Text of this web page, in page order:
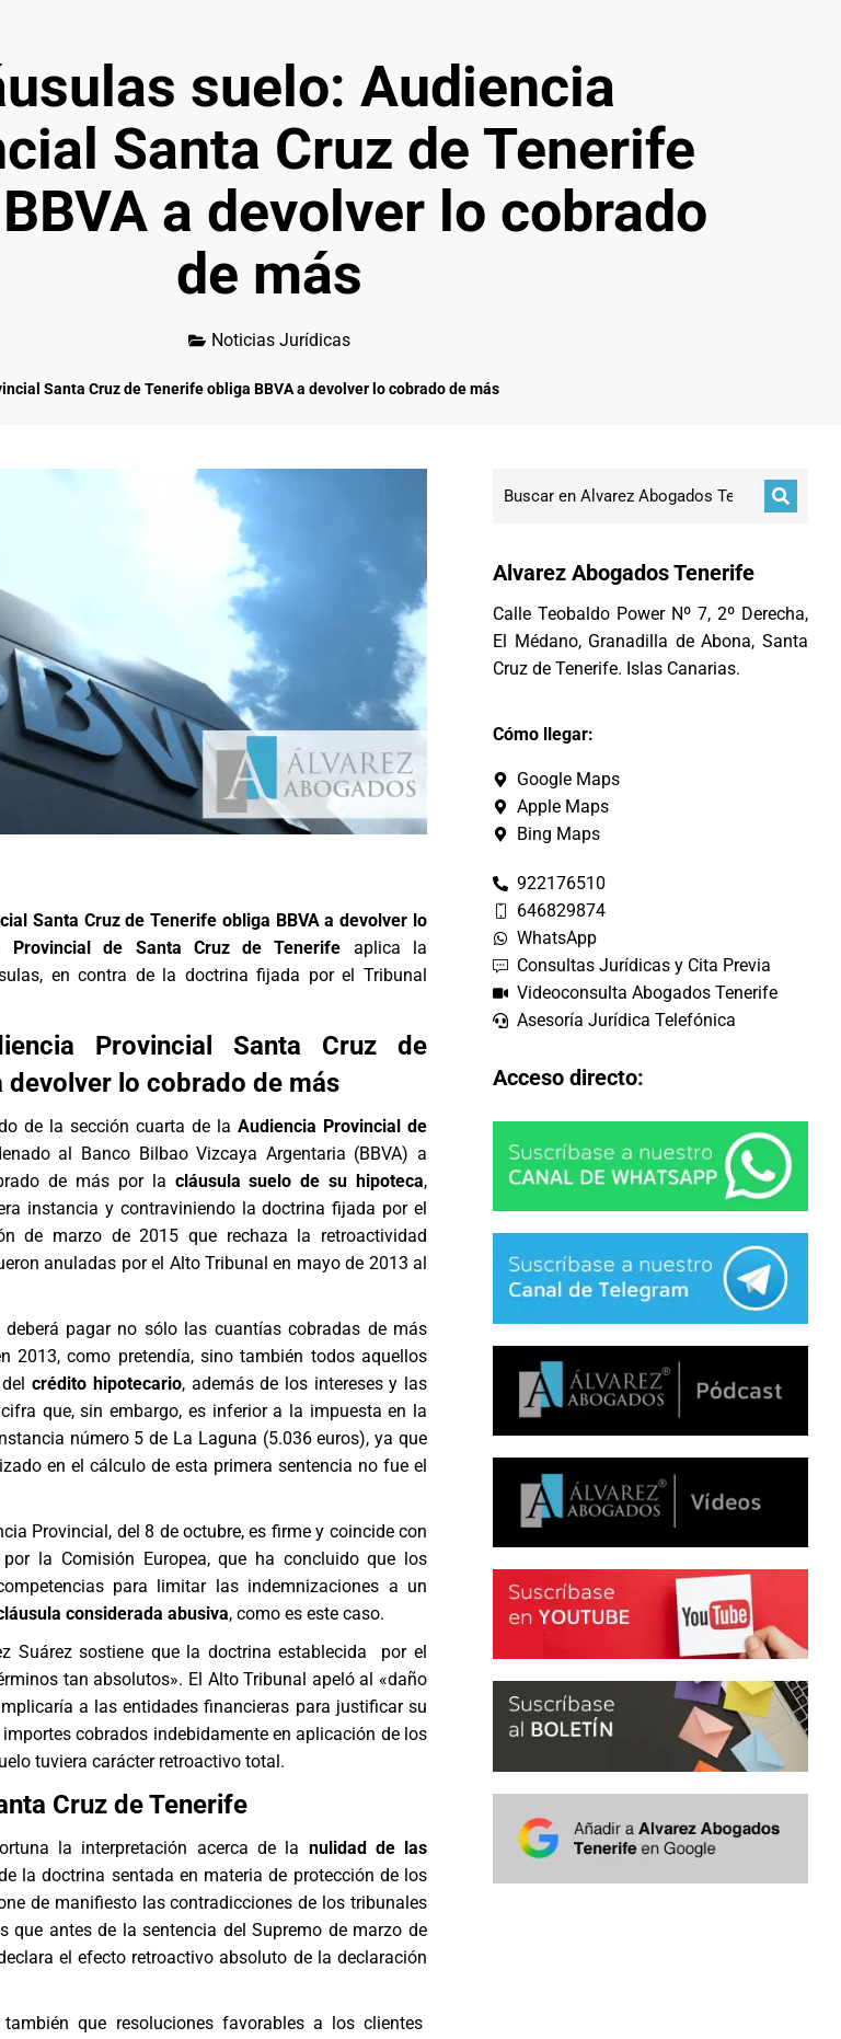
suelo: Audiencia
Santa Cruz de Tenerife
a devolver lo cobrado
de más
Noticias Jurídicas
Santa Cruz de Tenerife obliga BBVA a devolver lo cobrado de más
Santa Cruz de Tenerife obliga BBVA a devolver lo
Provincial de Santa Cruz de Tenerife aplica la
en contra de la doctrina fijada por el Tribunal
Provincial Santa Cruz de
devolver lo cobrado de más
de la sección cuarta de la Audiencia Provincial de
al Banco Bilbao Vizcaya Argentaria (BBVA) a
de más por la cláusula suelo de su hipoteca,
instancia y contraviniendo la doctrina fijada por el
de marzo de 2015 que rechaza la retroactividad
anuladas por el Alto Tribunal en mayo de 2013 al
pagar no sólo las cuantías cobradas de más
2013, como pretendía, sino también todos aquellos
delcrédito hipotecario, además de los intereses y las
que, sin embargo, es inferior a la impuesta en la
número 5 de La Laguna (5.036 euros), ya que
en el cálculo de esta primera sentencia no fue el
Provincial, del 8 de octubre, es firme y coincide con
la Comisión Europea, que ha concluido que los
para limitar las indemnizaciones a un
considerada abusiva, como es este caso.
Suárez sostiene que la doctrina establecida por el
tan absolutos». El Alto Tribunal apeló al «daño
a las entidades financieras para justificar su
cobrados indebidamente en aplicación de los
tuviera carácter retroactivo total.
Cruz de Tenerife
la interpretación acerca de la nulidad de las
la doctrina sentada en materia de protección de los
de manifiesto las contradicciones de los tribunales
que antes de la sentencia del Supremo de marzo de
el efecto retroactivo absoluto de la declaración
que resoluciones favorables a los clientes
Alvarez Abogados Tenerife
Calle Teobaldo Power Nº 7, 2º Derecha,
El Médano, Granadilla de Abona, Santa
Cruz de Tenerife. Islas Canarias.
Cómo llegar:
Google Maps
Apple Maps
Bing Maps
922176510
646829874
WhatsApp
Consultas Jurídicas y Cita Previa
Videoconsulta Abogados Tenerife
Asesoría Jurídica Telefónica
Acceso directo: